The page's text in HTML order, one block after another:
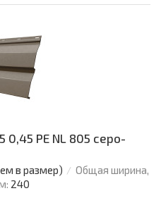
PE NL 805 серо-
в размер)
Общая ширина,
240